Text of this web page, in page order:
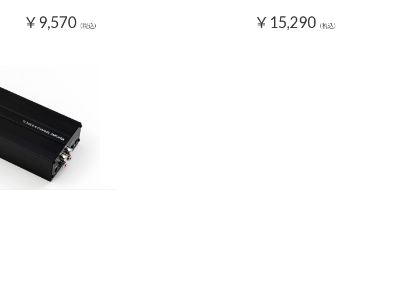
￥9,570 （税込） ￥15,290 （税込）